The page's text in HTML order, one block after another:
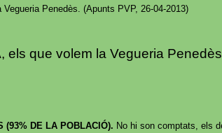
Penedès. (Apunts PVP, 26-04-2013)
els que volem la Vegueria
(93% DE LA POBLACIÓ). No hi son comptats, els